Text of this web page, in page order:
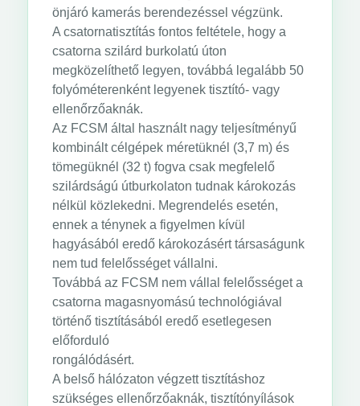
önjáró kamerás berendezéssel végzünk.
A csatornatisztítás fontos feltétele, hogy a
csatorna szilárd burkolatú úton
megközelíthető legyen, továbbá legalább 50
folyóméterenként legyenek tisztító- vagy
ellenőrzőaknák.
Az FCSM által használt nagy teljesítményű
kombinált célgépek méretüknél (3,7 m) és
tömegüknél (32 t) fogva csak megfelelő
szilárdságú útburkolaton tudnak károkozás
nélkül közlekedni. Megrendelés esetén,
ennek a ténynek a figyelmen kívül
hagyásából eredő károkozásért társaságunk
nem tud felelősséget vállalni.
Továbbá az FCSM nem vállal felelősséget a
csatorna magasnyomású technológiával
történő tisztításából eredő esetlegesen
előforduló
rongálódásért.
A belső hálózaton végzett tisztításhoz
szükséges ellenőrzőaknák, tisztítónyílások